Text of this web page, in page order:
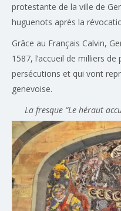
protestante de la ville de
huguenots après la
Grâce au Français Calvin,
1587, l’accueil de milliers
persécutions et qui vont
genevoise.
La fresque “Le héraut